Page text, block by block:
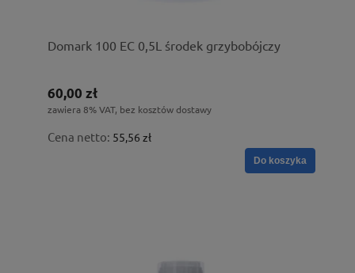
Domark 100 EC 0,5L środek grzybobójczy
60,00 zł
zawiera 8% VAT, bez kosztów dostawy
Cena netto: 55,56 zł
Do koszyka